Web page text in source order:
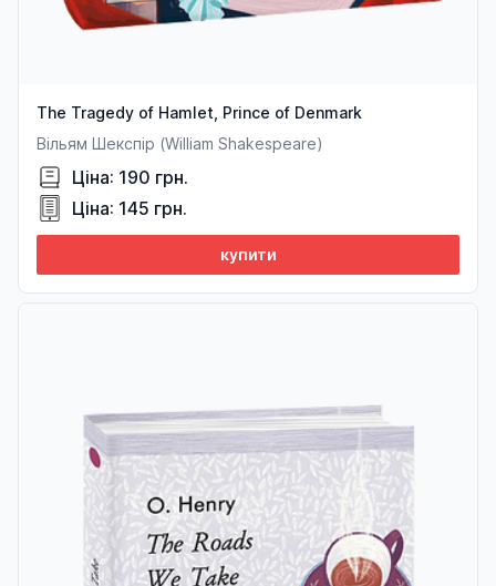
The Tragedy of Hamlet, Prince of Denmark
Вільям Шекспір (William Shakespeare)
Ціна: 190 грн.
Ціна: 145 грн.
купити